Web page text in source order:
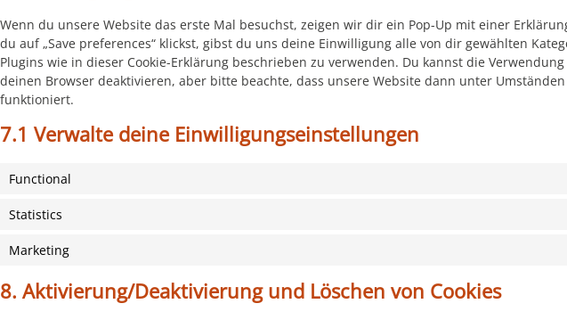
Wenn du unsere Website das erste Mal besuchst, zeigen wir dir ein Pop-Up mit einer
du auf „Save preferences“ klickst, gibst du uns deine Einwilligung alle von dir gewählten
Plugins wie in dieser Cookie-Erklärung beschrieben zu verwenden. Du kannst die
deinen Browser deaktivieren, aber bitte beachte, dass unsere Website dann unter
funktioniert.
7.1 Verwalte deine Einwilligungseinstellungen
Functional
Statistics
Marketing
8. Aktivierung/Deaktivierung und Löschen von Cookies